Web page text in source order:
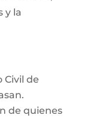
y la
Civil de
de quienes